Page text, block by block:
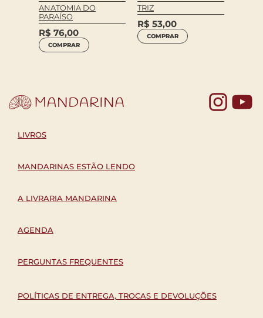
ANATOMIA DO
PARAÍSO
R$ 76,00
COMPRAR
TRIZ
R$ 53,00
COMPRAR
LIVROS
MANDARINAS ESTÃO LENDO
A LIVRARIA MANDARINA
AGENDA
PERGUNTAS FREQUENTES
POLÍTICAS DE ENTREGA, TROCAS E DEVOLUÇÕES